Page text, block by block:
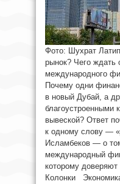
Фото: Шухрат
рынок? Чего ждать
международного
Почему одни
в новый Дубай, а
благоустроенными
вывеской? Ответ
к одному слову —
Исламбеков — о
международный
которому
Колонки